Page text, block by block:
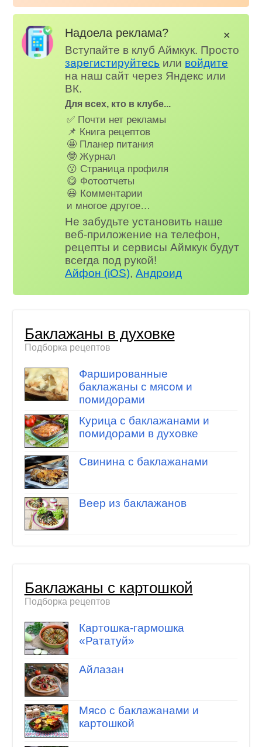
Надоела реклама?
Вступайте в клуб Аймкук. Просто
зарегистируйтесь или войдите
на наш сайт через Яндекс или
ВК.
Для всех, кто в клубе...
✅ Почти нет рекламы
📌 Книга рецептов
🤩 Планер питания
🤓 Журнал
😗 Страница профиля
😋 Фотоотчеты
😃 Комментарии
и многое другое…
Не забудьте установить наше
веб-приложение на телефон,
рецепты и сервисы Аймкук будут
всегда под рукой!
Айфон (iOS),Андроид
✕
Баклажаны в духовке
Подборка рецептов
Фаршированные
баклажаны с мясом и
помидорами
Курица с баклажанами и
помидорами в духовке
Свинина с баклажанами
Веер из баклажанов
Баклажаны с картошкой
Подборка рецептов
Картошка-гармошка
«Рататуй»
Айлазан
Мясо с баклажанами и
картошкой